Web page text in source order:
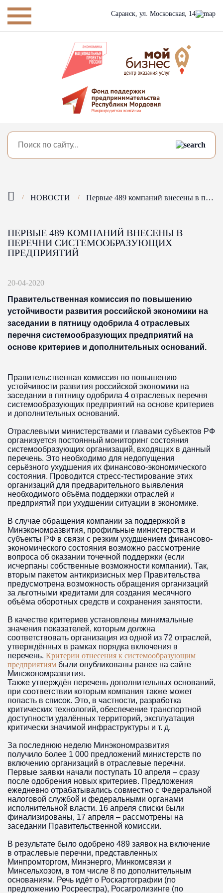
Саранск, ул. Московская, 14
НОВОСТИ Первые 489 компаний внесены в перечни системообразующих предприятий
ПЕРВЫЕ 489 КОМПАНИЙ ВНЕСЕНЫ В
ПЕРЕЧНИ СИСТЕМООБРАЗУЮЩИХ
ПРЕДПРИЯТИЙ
20-04-2020
Правительственная комиссия по повышению
устойчивости развития российской экономики на
заседании в пятницу одобрила 4 отраслевых
перечня системообразующих предприятий на
основе критериев и дополнительных оснований.
Правительственная комиссия по повышению
устойчивости развития российской экономики на
заседании в пятницу одобрила 4 отраслевых перечня
системообразующих предприятий на основе критериев
и дополнительных оснований.
Отраслевыми министерствами и главами субъектов РФ
организуется постоянный мониторинг состояния
системообразующих организаций, входящих в данный
перечень. Это необходимо для недопущения
серьёзного ухудшения их финансово-экономического
состояния. Проводится стресс-тестирование этих
организаций для предварительного выявления
необходимого объёма поддержки отраслей и
предприятий при ухудшении ситуации в экономике.
В случае обращения компании за поддержкой в
Минэкономразвития, профильные министерства и
субъекты РФ в связи с резким ухудшением финансово-
экономического состояния возможно рассмотрение
вопроса об оказании точечной поддержки (если
исчерпаны собственные возможности компании). Так,
вторым пакетом антикризисных мер Правительства
предусмотрена возможность обращения организаций
за льготными кредитами для создания месячного
объёма оборотных средств и сохранения занятости.
В качестве критериев установлены минимальные
значения показателей, которым должна
соответствовать организация из одной из 72 отраслей,
утверждённых в рамках порядка включения в
перечень. Критерии отнесения к системообразующим
предприятиям были опубликованы ранее на сайте
Минэкономразвития.
Также утверждён перечень дополнительных оснований,
при соответствии которым компания также может
попасть в список. Это, в частности, разработка
критических технологий, обеспечение транспортной
доступности удалённых территорий, эксплуатация
критически значимой инфраструктуры и т. д.
За последнюю неделю Минэкономразвития
получило более 1 000 предложений министерств по
включению организаций в отраслевые перечни.
Первые заявки начали поступать 10 апреля – сразу
после одобрения новых критериев. Предложения
ежедневно отрабатывались совместно с Федеральной
налоговой службой и федеральными органами
исполнительной власти. 16 апреля списки были
финализированы, 17 апреля – рассмотрены на
заседании Правительственной комиссии.
В результате было одобрено 489 заявок на включение
в отраслевые перечни, представленных
Минпромторгом, Минэнерго, Минкомсвязи и
Минсельхозом, в том числе 8 по дополнительным
основаниям. Речь идёт о Роскартографии (по
предложению Росреестра), Росагролизинге (по